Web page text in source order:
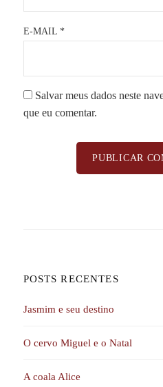
E-MAIL *
Salvar meus dados neste
que eu comentar.
POSTS RECENTES
Jasmim e seu destino
O cervo Miguel e o Natal
A coala Alice